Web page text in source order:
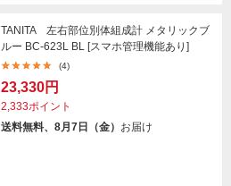
TANITA 左右部位別体組成計 メタリックブ
ルー BC-623L BL [スマホ管理機能あり]
(4)
23,330円
2,333ポイント
送料無料、8月7日（金） お届け